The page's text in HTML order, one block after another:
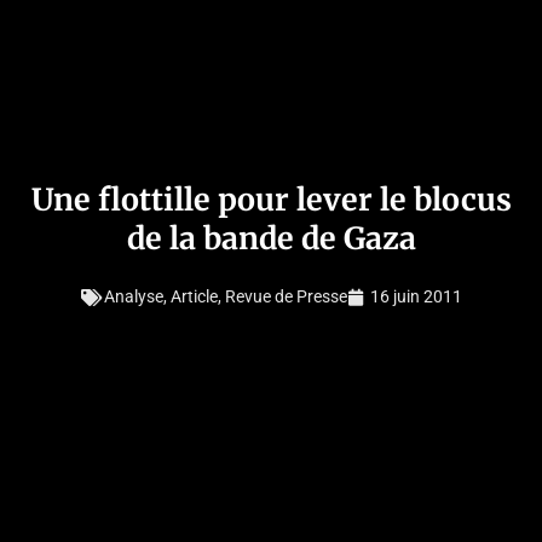
Une flottille pour lever le blocus
de la bande de Gaza
Analyse,Article, Revue de Presse 16 juin 2011